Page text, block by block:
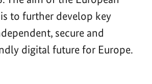
to further develop key
secure and
digital future for Europe.